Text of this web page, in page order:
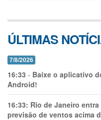
ÚLTIMAS
7/8/2026
16:33 - Baixe o aplicativo
Android!
16:33: Rio de Janeiro entra
previsão de ventos acima